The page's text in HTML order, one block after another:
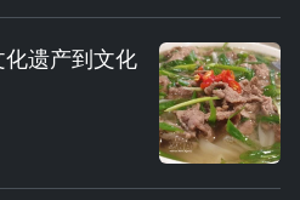
遗产到文化